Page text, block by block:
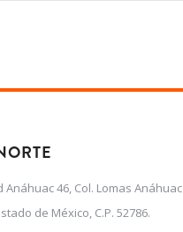
Anáhuac 46, Col. Lomas Anáhuac
de México, C.P. 52786.